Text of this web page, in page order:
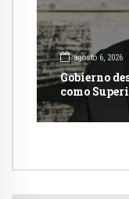
agosto 6, 2026
Gobierno
como